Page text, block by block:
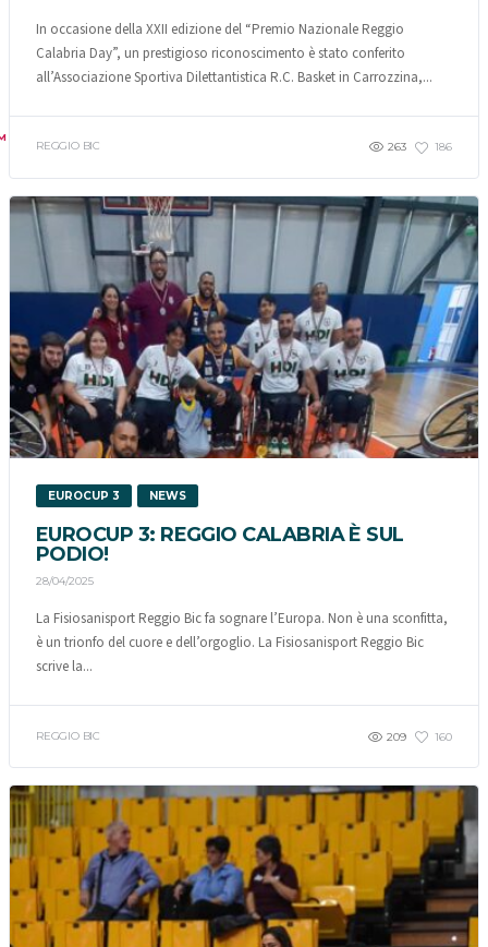
In occasione della XXII edizione del “Premio Nazionale Reggio
Calabria Day”, un prestigioso riconoscimento è stato conferito
all’Associazione Sportiva Dilettantistica R.C. Basket in Carrozzina,...
REGGIO BIC 263 186
EUROCUP 3 NEWS
EUROCUP 3: REGGIO CALABRIA È SUL
PODIO!
28/04/2025
La Fisiosanisport Reggio Bic fa sognare l’Europa. Non è una sconfitta,
è un trionfo del cuore e dell’orgoglio. La Fisiosanisport Reggio Bic
scrive la...
REGGIO BIC 209 160